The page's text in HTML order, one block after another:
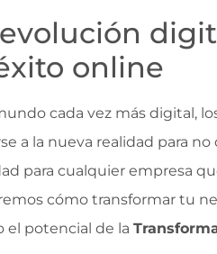
online
cada vez más digital,
a la nueva realidad para no
para cualquier empresa
cómo transformar tu
el potencial de la